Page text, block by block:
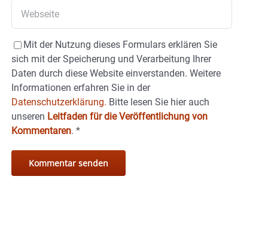
Mit der Nutzung dieses Formulars erklären Sie
sich mit der Speicherung und Verarbeitung Ihrer
Daten durch diese Website einverstanden. Weitere
Informationen erfahren Sie in der
Datenschutzerklärung. Bitte lesen Sie hier auch
unseren Leitfaden für die Veröffentlichung von
Kommentaren. *